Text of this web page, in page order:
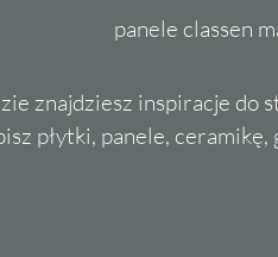
panele classen
znajdziesz inspiracje do
płytki, panele,